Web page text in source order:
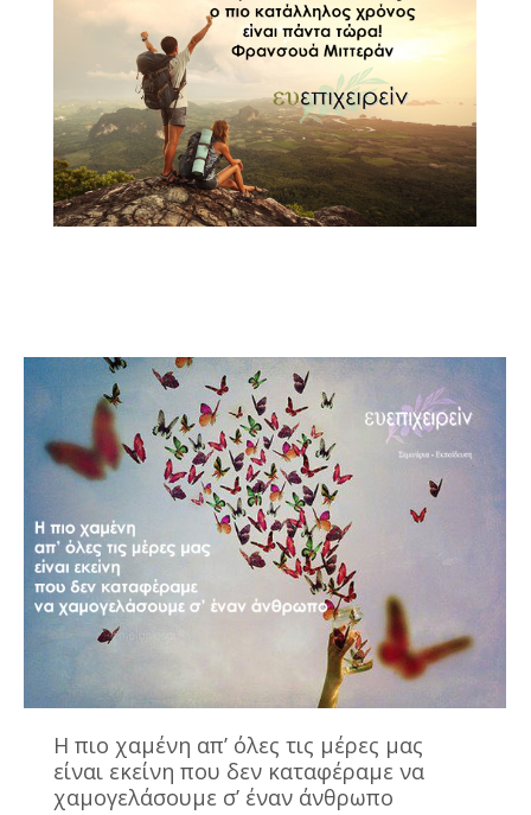
Η πιο χαμένη απ’ όλες τις μέρες μας
είναι εκείνη που δεν καταφέραμε να
χαμογελάσουμε σ’ έναν άνθρωπο